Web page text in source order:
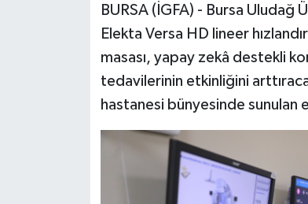
BURSA (İGFA) - Bursa Uludağ
Elekta Versa HD lineer
masası, yapay zekâ destekli
tedavilerinin etkinliğini
hastanesi bünyesinde sunulan